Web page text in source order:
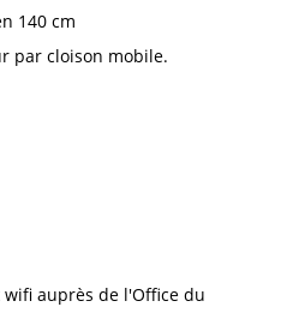
140 cm
par cloison mobile.
auprès de l'Office du